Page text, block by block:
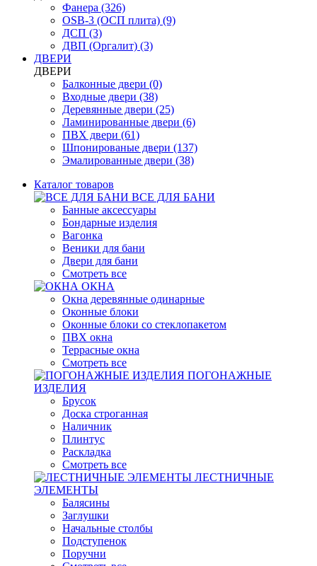
Фанера (326)
OSB-3 (ОСП плита) (9)
ДСП (3)
ДВП (Оргалит) (3)
ДВЕРИ
ДВЕРИ
Балконные двери (0)
Входные двери (38)
Деревянные двери (25)
Ламинированные двери (6)
ПВХ двери (61)
Шпонированые двери (137)
Эмалированные двери (38)
Каталог товаров
ВСЕ ДЛЯ БАНИ
Банные аксессуары
Бондарные изделия
Вагонка
Веники для бани
Двери для бани
Смотреть все
ОКНА
Окна деревянные одинарные
Оконные блоки
Оконные блоки со стеклопакетом
ПВХ окна
Террасные окна
Смотреть все
ПОГОНАЖНЫЕ
ИЗДЕЛИЯ
Брусок
Доска строганная
Наличник
Плинтус
Раскладка
Смотреть все
ЛЕСТНИЧНЫЕ
ЭЛЕМЕНТЫ
Балясины
Заглушки
Начальные столбы
Подступенок
Поручни